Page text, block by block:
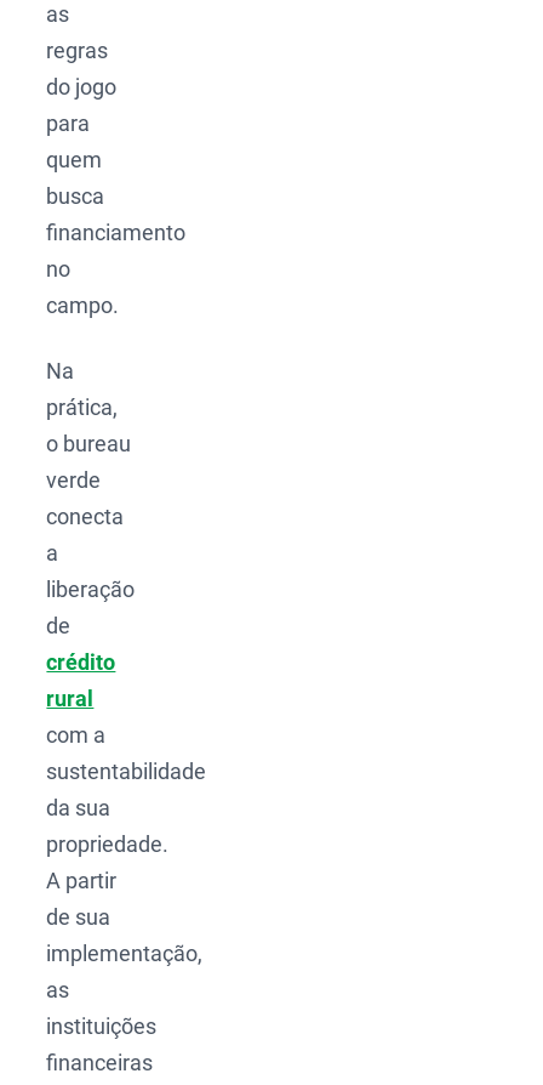
as
regras
do jogo
para
quem
busca
financiamento
no
campo.
Na
prática,
o bureau
verde
conecta
a
liberação
de
crédito
rural
com a
sustentabilidade
da sua
propriedade.
A partir
de sua
implementação,
as
instituições
financeiras